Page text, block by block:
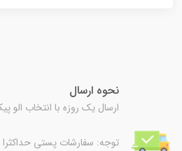
نحوه ارسال
ارسال یک روزه با انتخاب الو